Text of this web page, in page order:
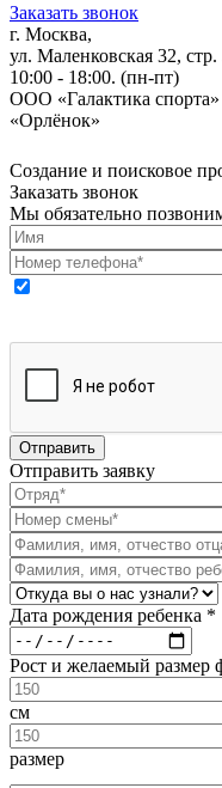
Заказать звонок
г. Москва,
ул. Маленковская 32, стр.
10:00 - 18:00. (пн-пт)
ООО «Галактика
«Орлёнок»
Создание и поисковое
Заказать звонок
Мы обязательно
Отправить заявку
Дата рождения ребенка *
Рост и желаемый размер
см
размер